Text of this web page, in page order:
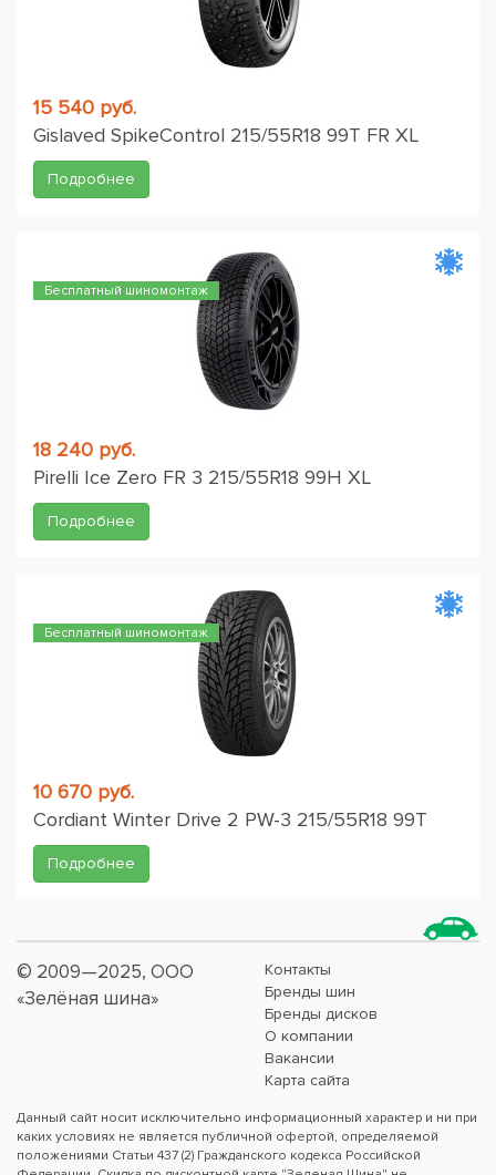
15 540 руб.
Gislaved SpikeControl 215/55R18 99T FR XL
Подробнее
Бесплатный шиномонтаж
18 240 руб.
Pirelli Ice Zero FR 3 215/55R18 99H XL
Подробнее
Бесплатный шиномонтаж
10 670 руб.
Cordiant Winter Drive 2 PW-3 215/55R18 99T
Подробнее
© 2009—2025, ООО
«Зелёная шина»
Контакты
Бренды шин
Бренды дисков
О компании
Вакансии
Карта сайта
Данный сайт носит исключительно информационный характер и ни при
каких условиях не является публичной офертой, определяемой
положениями Статьи 437 (2) Гражданского кодекса Российской